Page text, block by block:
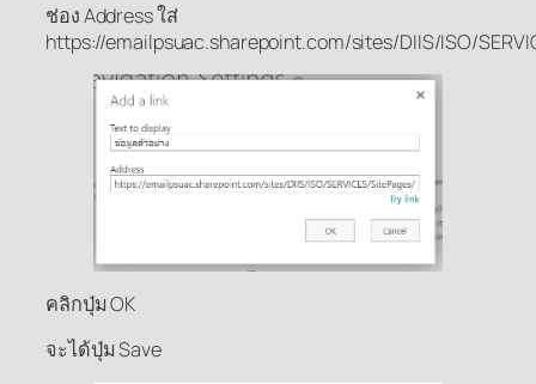
ช่อง Address ใส่
https://emailpsuac.sharepoint.com/sites/DIIS/ISO/
คลิกปุ่ม OK
จะได้ปุ่ม Save